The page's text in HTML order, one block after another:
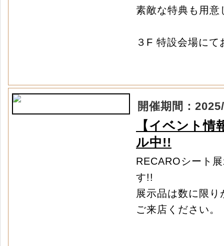
素敵な特典も用意
３F 特設会場に
開催期間：
【イベント
ル中!!
RECAROシート
す!!
展示品は数に限
ご来店ください。